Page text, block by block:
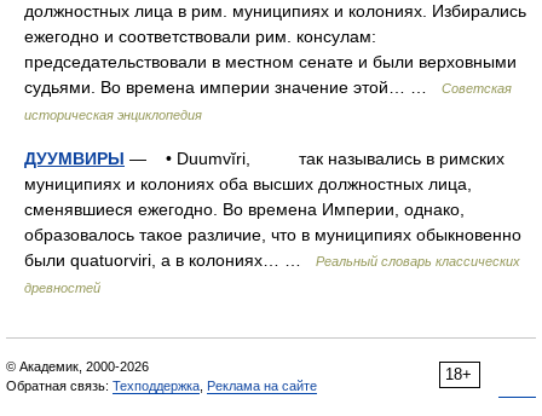
должностных лица в рим. муниципиях и колониях. Избирались
ежегодно и соответствовали рим. консулам:
председательствовали в местном сенате и были верховными
судьями. Во времена империи значение этой… …
Советская
историческая энциклопедия
ДУУМВИРЫ — • Duumvĭri, так назывались в римских
муниципиях и колониях оба высших должностных лица,
сменявшиеся ежегодно. Во времена Империи, однако,
образовалось такое различие, что в муниципиях обыкновенно
были quatuorviri, а в колониях… …
Реальный словарь классических
древностей
18+
© Академик, 2000-2026
Обратная связь: Техподдержка Реклама на сайте